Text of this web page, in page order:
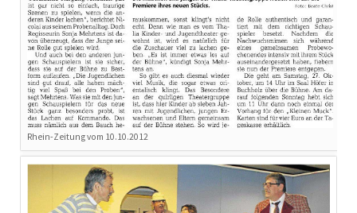
Rhein-Zeitung vom 10.10.2012